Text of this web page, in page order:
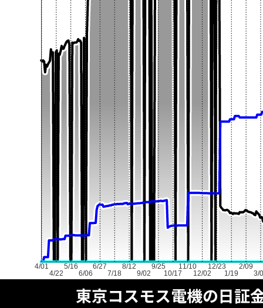
4/01
4/22
5/16
6/06
6/27
7/18
8/12
9/02
9/25
10/17
11/10
12/02
12/23
1/19
2/09
3/
東京コスモス電機の日証